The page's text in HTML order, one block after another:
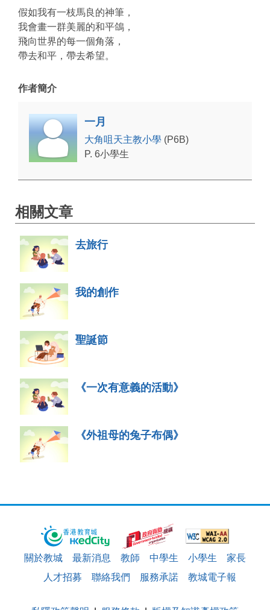
假如我有一枝馬良的神筆，
我會畫一群美麗的和平鴿，
飛向世界的每一個角落，
帶去和平，帶去希望。
作者簡介
一月
大角咀天主教小學 (P6B)
P. 6小學生
相關文章
去旅行
我的創作
聖誕節
《一次有意義的活動》
《外祖母的兔子布偶》
關於教城 最新消息 教師 中學生 小學生
家長
人才招募
聯絡我們 服務承諾 教城電子報